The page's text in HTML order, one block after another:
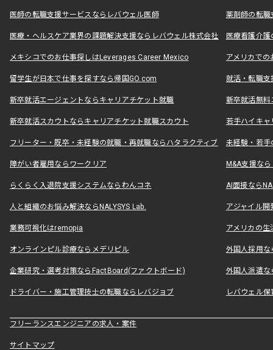
医師の転職支援サービスならレバウェル医師 薬剤師の転
医療・ヘルスケア業界の課題解決支援ならレバウェル株式会社 医療看護介
メキシコでのお仕事探しはLeverages Career Mexico アメリカで
留学生が日本で仕事を探すなら帰国GO.com 就活・転職
新卒就活エージェントならキャリアチケット就職 新卒就活無料
新卒就活スカウトならキャリアチケット就職スカウト 若手ハイキ
フリーター・既卒・未経験の就職・再就職ならハタラクティブ 未経験・若手
障がい者雇用ならワークリア M&A支援な
らくらく入退院支援システムならわんコネ AI面接なら
人と組織のお悩み解決ならNALYSYS Lab. アジャイル
業務可視化はremopia アメリカの
オンラインピル診療ならメデリピル 外国人採用
企業研究・選考対策ならFactBoard(ファクトボード) 外国人派遣な
ドライバー・施工管理技士の転職ならレバジョブ レバウェル
フリーランスエンジニアの求人・案件
サイトマップ